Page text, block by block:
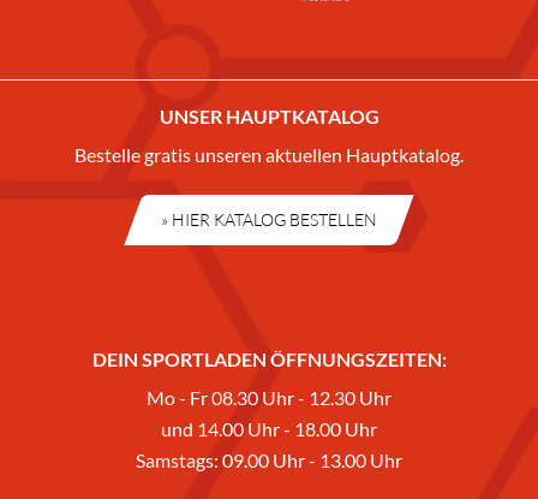
UNSER HAUPTKATALOG
Bestelle gratis unseren aktuellen Hauptkatalog.
» HIER KATALOG BESTELLEN
DEIN SPORTLADEN ÖFFNUNGSZEITEN:
Mo - Fr 08.30 Uhr - 12.30 Uhr
und 14.00 Uhr - 18.00 Uhr
Samstags: 09.00 Uhr - 13.00 Uhr